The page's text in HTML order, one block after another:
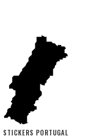
STICKERS PORTUGAL
PERSONNALISER